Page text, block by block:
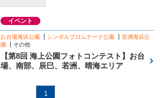
イベント
お台場海浜公園 シンボルプロムナード公園
若洲海浜公
園
その他
【第8回 海上公園フォトコンテスト】お台
場、南部、辰巳、若洲、晴海エリア
1